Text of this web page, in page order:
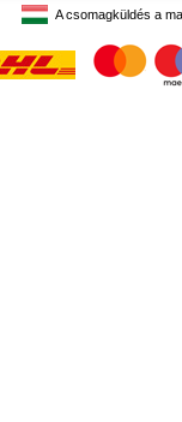
A csomagküldés a